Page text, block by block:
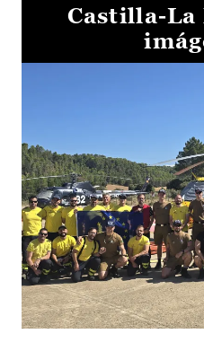
Castilla-La